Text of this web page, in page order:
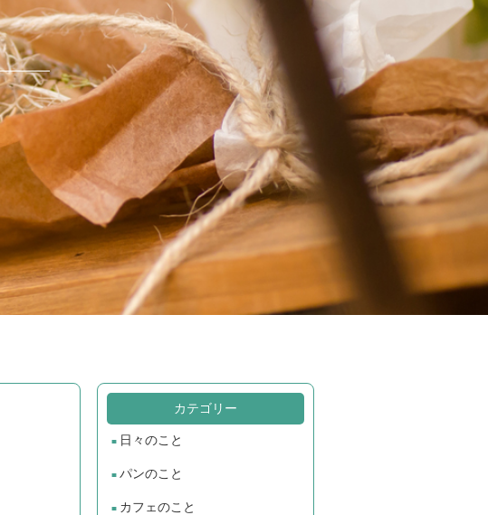
カテゴリー
日々のこと
パンのこと
カフェのこと